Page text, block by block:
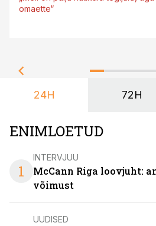
omaette“
24H 72H
ENIMLOETUD
1
INTERVJUU
McCann Riga loovjuht:
võimust
UUDISED